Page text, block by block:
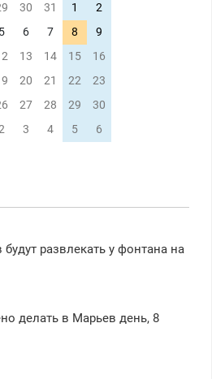
30 31 1
2
5 6 7 8
9
13 14 15
16
20 21 22
23
27 28 29
30
3 4 5 6
развлекать у фонтана на
делать в Марьев день, 8